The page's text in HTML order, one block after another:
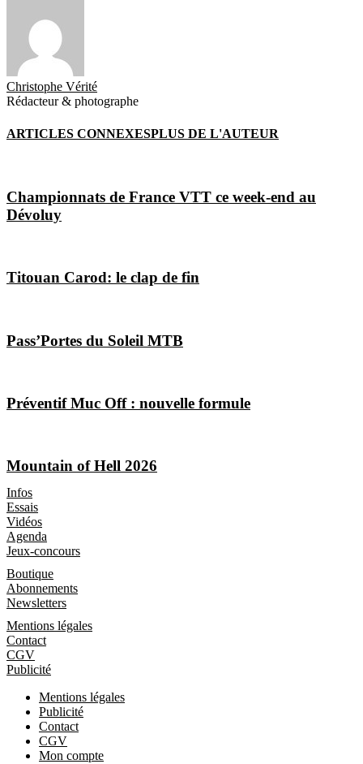
Christophe Vérité
Rédacteur & photographe
ARTICLES CONNEXESPLUS DE L'AUTEUR
Championnats de France VTT ce week-end au
Dévoluy
Titouan Carod: le clap de fin
Pass’Portes du Soleil MTB
Préventif Muc Off : nouvelle formule
Mountain of Hell 2026
Infos
Essais
Vidéos
Agenda
Jeux-concours
Boutique
Abonnements
Newsletters
Mentions légales
Contact
CGV
Publicité
Mentions légales
Publicité
Contact
CGV
Mon compte